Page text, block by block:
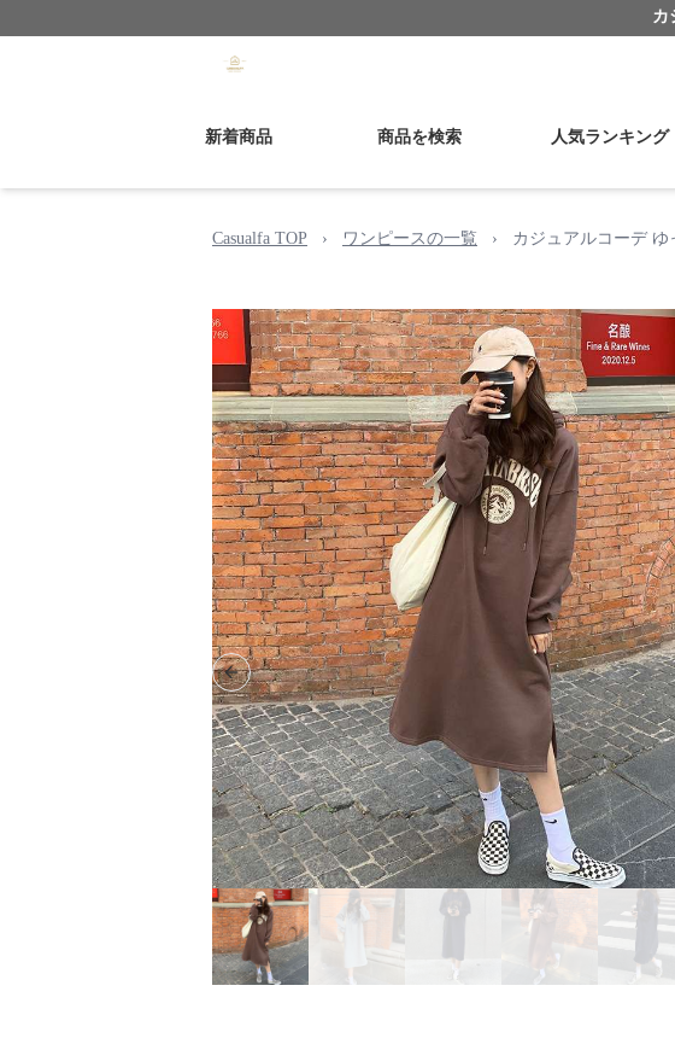
カ
新着商品 商品を検索 人気ランキング
Casualfa TOP › ワンピースの一覧 › カジュアルコーデ
Previous slide